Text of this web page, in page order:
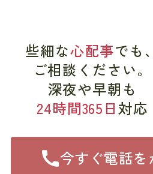
些細な心配事でも、
ご相談ください。
深夜や早朝も
24時間365日対応
今すぐ電話を